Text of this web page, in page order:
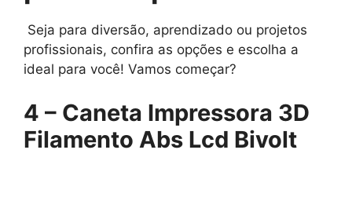
Seja para diversão, aprendizado ou projetos
profissionais, confira as opções e escolha a
ideal para você! Vamos começar?
4 – Caneta Impressora 3D
Filamento Abs Lcd Bivolt